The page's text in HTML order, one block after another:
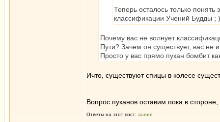
Теперь осталось только
классификации Учений Будды ; )
Почему вас не волнует
Пути? Зачем он существует, вас не
Просто у вас прямо пукан бомбит
Ичто, существуют спицы в колесе
Вопрос пуканов оставим пока в
Ответы на этот пост: aurum